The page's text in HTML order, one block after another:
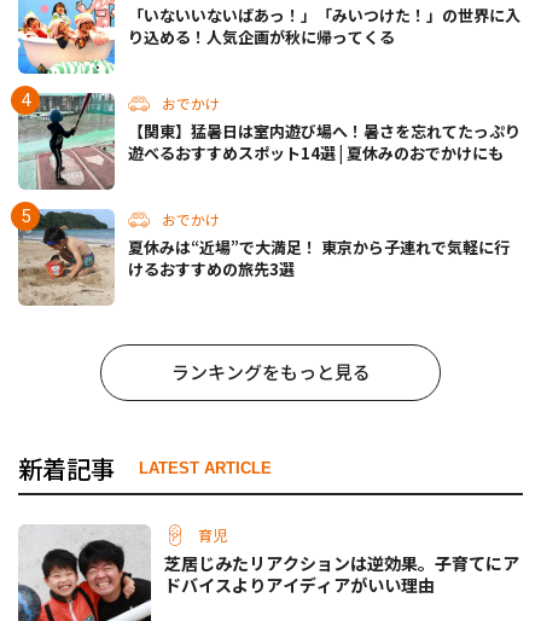
「いないいないばあっ！」「みいつけた！」の世界に入
り込める！人気企画が秋に帰ってくる
おでかけ
【関東】猛暑日は室内遊び場へ！暑さを忘れてたっぷり
遊べるおすすめスポット14選 | 夏休みのおでかけにも
おでかけ
夏休みは“近場”で大満足！ 東京から子連れで気軽に行
けるおすすめの旅先3選
ランキングをもっと見る
新着記事 LATEST ARTICLE
育児
芝居じみたリアクションは逆効果。子育てにア
ドバイスよりアイディアがいい理由